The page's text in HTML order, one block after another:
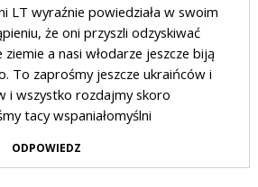
LT wyraźnie powiedziała w swoim
że oni przyszli odzyskiwać
ziemie a nasi włodarze jeszcze biją
To zaprośmy jeszcze ukraińców i
i wszystko rozdajmy skoro
tacy wspaniałomyślni
ODPOWIEDZ